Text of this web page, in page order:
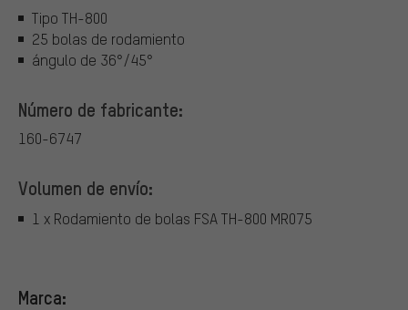
Tipo TH-800
25 bolas de rodamiento
ángulo de 36°/45°
Número de fabricante:
160-6747
Volumen de envío:
1 x Rodamiento de bolas FSA TH-800 MR075
Marca: